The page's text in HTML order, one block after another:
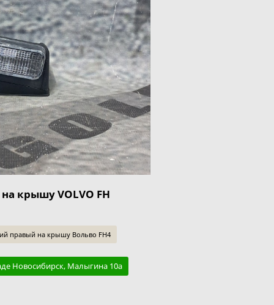
крышу VOLVO FH
правый на крышу Вольво FH4
Новосибирск, Малыгина 10а